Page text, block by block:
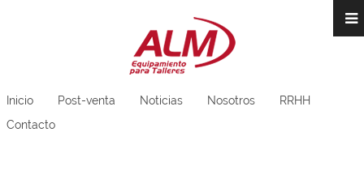
Inicio Post-venta Noticias Nosotros
RRHH
Contacto